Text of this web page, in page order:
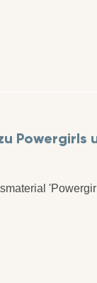
Powergirls